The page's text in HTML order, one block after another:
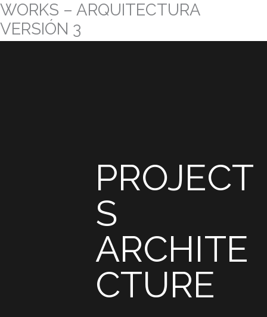
Skip
to
content
WORKS – ARQUITECTURA
VERSIÓN 3
PROJECT
S
ARCHITE
CTURE